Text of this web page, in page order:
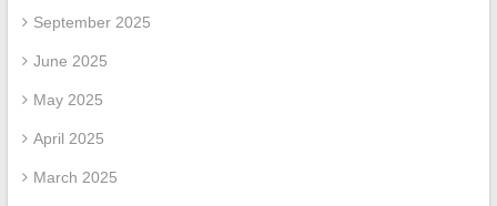
September 2025
June 2025
May 2025
April 2025
March 2025